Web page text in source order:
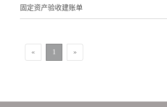
固定资产验收建账单
« 1 »